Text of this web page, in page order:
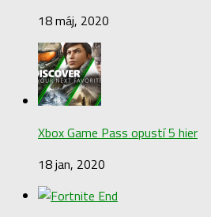
18 máj, 2020
Xbox Game Pass opustí 5 hier
18 jan, 2020